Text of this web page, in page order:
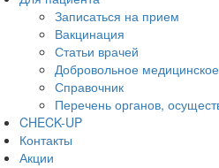
Записаться на прием
Вакцинация
Статьи врачей
Добровольное
Справочник
Перечень органов,
CHECK-UP
Контакты
Акции